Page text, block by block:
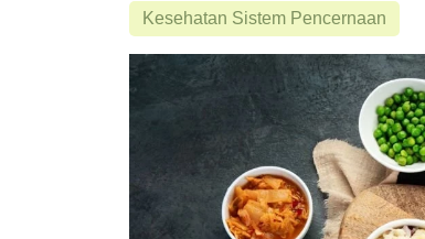
Kesehatan Sistem Pencernaan